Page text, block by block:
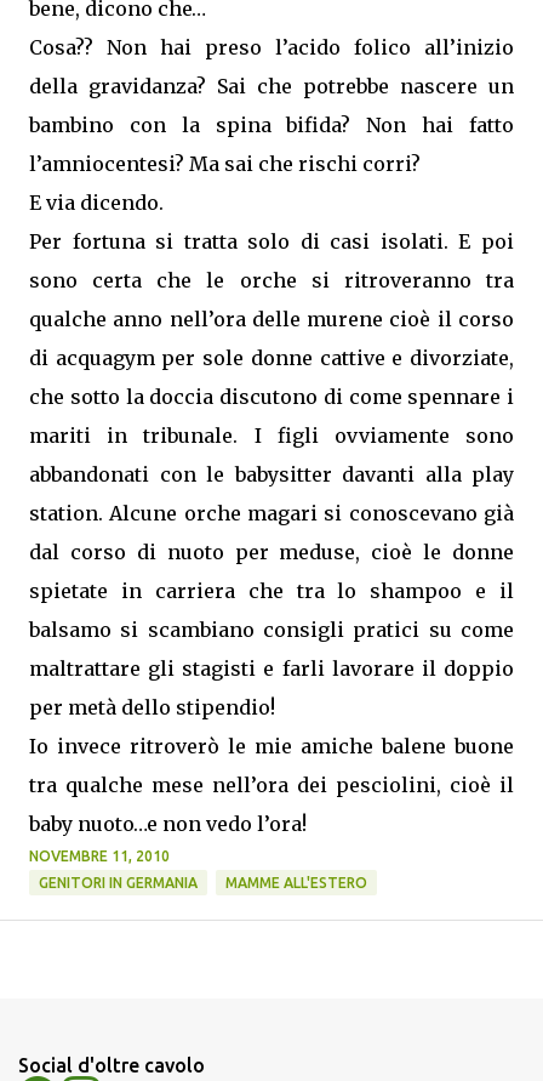
bene, dicono che…
Cosa?? Non hai preso l’acido folico all’inizio
della gravidanza? Sai che potrebbe nascere un
bambino con la spina bifida? Non hai fatto
l’amniocentesi? Ma sai che rischi corri?
E via dicendo.
Per fortuna si tratta solo di casi isolati. E poi
sono certa che le orche si ritroveranno tra
qualche anno nell’ora delle murene cioè il corso
di acquagym per sole donne cattive e divorziate,
che sotto la doccia discutono di come spennare i
mariti in tribunale. I figli ovviamente sono
abbandonati con le babysitter davanti alla play
station. Alcune orche magari si conoscevano già
dal corso di nuoto per meduse, cioè le donne
spietate in carriera che tra lo shampoo e il
balsamo si scambiano consigli pratici su come
maltrattare gli stagisti e farli lavorare il doppio
per metà dello stipendio!
Io invece ritroverò le mie amiche balene buone
tra qualche mese nell’ora dei pesciolini, cioè il
baby nuoto…e non vedo l’ora!
NOVEMBRE 11, 2010
GENITORI IN GERMANIA
MAMME ALL'ESTERO
Social d'oltre cavolo